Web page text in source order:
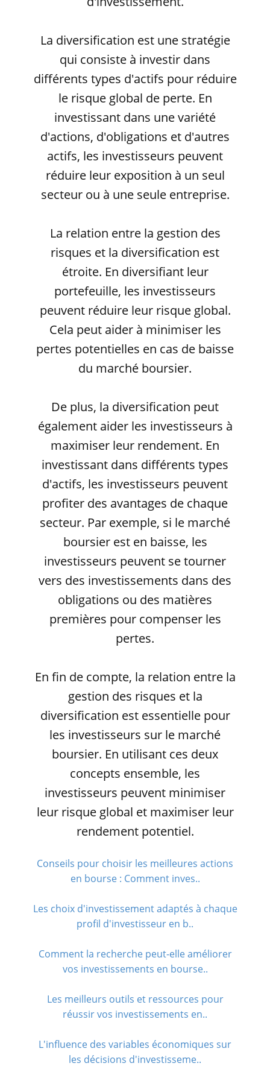
La diversification est une stratégie
qui consiste à investir dans
différents types d'actifs pour réduire
le risque global de perte. En
investissant dans une variété
d'actions, d'obligations et d'autres
actifs, les investisseurs peuvent
réduire leur exposition à un seul
secteur ou à une seule entreprise.
La relation entre la gestion des
risques et la diversification est
étroite. En diversifiant leur
portefeuille, les investisseurs
peuvent réduire leur risque global.
Cela peut aider à minimiser les
pertes potentielles en cas de baisse
du marché boursier.
De plus, la diversification peut
également aider les investisseurs à
maximiser leur rendement. En
investissant dans différents types
d'actifs, les investisseurs peuvent
profiter des avantages de chaque
secteur. Par exemple, si le marché
boursier est en baisse, les
investisseurs peuvent se tourner
vers des investissements dans des
obligations ou des matières
premières pour compenser les
pertes.
En fin de compte, la relation entre la
gestion des risques et la
diversification est essentielle pour
les investisseurs sur le marché
boursier. En utilisant ces deux
concepts ensemble, les
investisseurs peuvent minimiser
leur risque global et maximiser leur
rendement potentiel.
Conseils pour choisir les meilleures actions
en bourse : Comment inves..
Les choix d'investissement adaptés à chaque
profil d'investisseur en b..
Comment la recherche peut-elle améliorer
vos investissements en bourse..
Les meilleurs outils et ressources pour
réussir vos investissements en..
L'influence des variables économiques sur
les décisions d'investisseme..